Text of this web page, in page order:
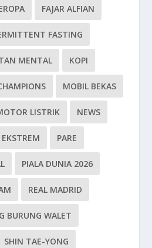
FAJAR ALFIAN
FASTING
MENTAL KOPI
MOBIL BEKAS
LISTRIK NEWS
PARE
PIALA DUNIA 2026
REAL MADRID
BURUNG WALET
SHIN TAE-YONG